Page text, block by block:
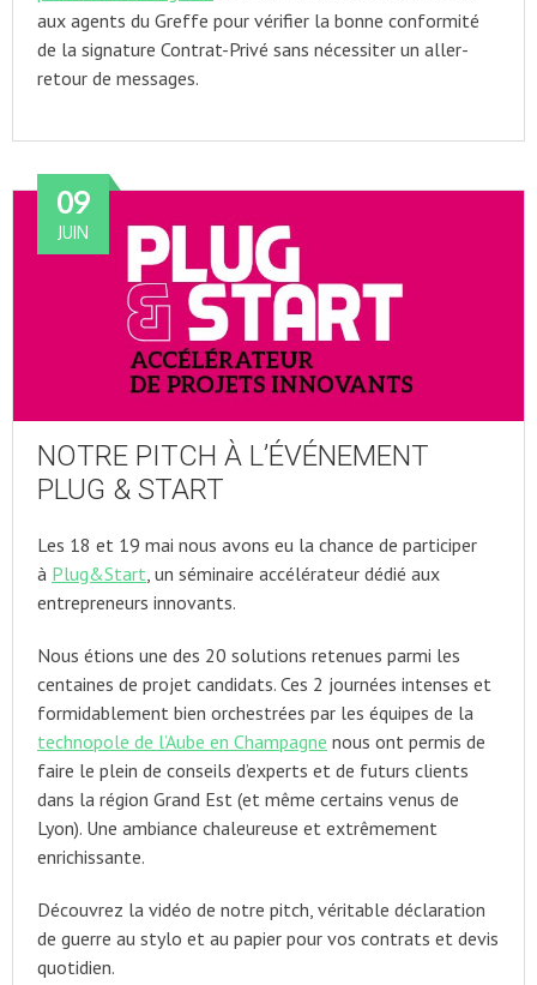
aux agents du Greffe pour vérifier la bonne conformité
de la signature Contrat-Privé sans nécessiter un aller-
retour de messages.
NOTRE PITCH À L’ÉVÉNEMENT
PLUG & START
09
JUIN
Les 18 et 19 mai nous avons eu la chance de participer
à Plug&Start , un séminaire accélérateur dédié aux
entrepreneurs innovants.
Nous étions une des 20 solutions retenues parmi les
centaines de projet candidats. Ces 2 journées intenses et
formidablement bien orchestrées par les équipes de la
technopole de l’Aube en Champagne nous ont permis de
faire le plein de conseils d’experts et de futurs clients
dans la région Grand Est (et même certains venus de
Lyon). Une ambiance chaleureuse et extrêmement
enrichissante.
Découvrez la vidéo de notre pitch, véritable déclaration
de guerre au stylo et au papier pour vos contrats et devis
quotidien.